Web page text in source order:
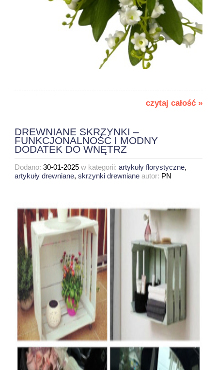
czytaj całość »
DREWNIANE SKRZYNKI –
FUNKCJONALNOŚĆ I MODNY
DODATEK DO WNĘTRZ
Dodano: 30-01-2025 w kategorii: artykuły florystyczne,
artykuły drewniane, skrzynki drewniane autor: PN